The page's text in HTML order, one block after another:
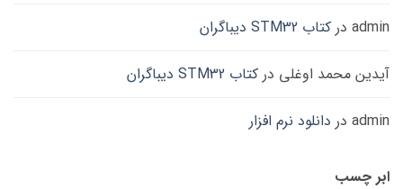
admin در کتاب STM32 دیباگران
آیدین محمد اوغلی در کتاب STM32 دیباگران
admin در دانلود نرم افزار
ابر چسب